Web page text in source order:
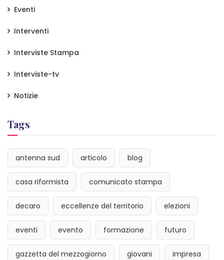
Eventi
Interventi
Interviste Stampa
Interviste-tv
Notizie
Tags
antenna sud articolo blog
casa riformista comunicato stampa
decaro eccellenze del territorio elezioni
eventi evento formazione futuro
gazzetta del mezzogiorno giovani impresa